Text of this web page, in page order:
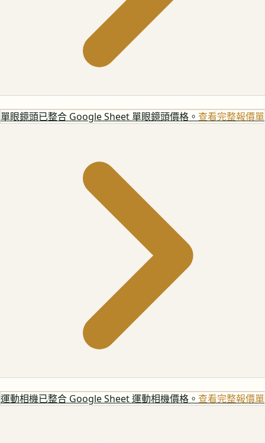
單眼鏡頭已整合 Google Sheet 單眼鏡頭價格。 查看完整報價單
運動相機已整合 Google Sheet 運動相機價格。 查看完整報價單